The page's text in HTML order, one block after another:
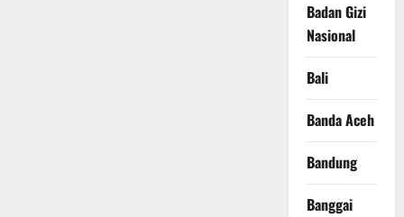
Badan Gizi
Nasional
Bali
Banda Aceh
Bandung
Banggai